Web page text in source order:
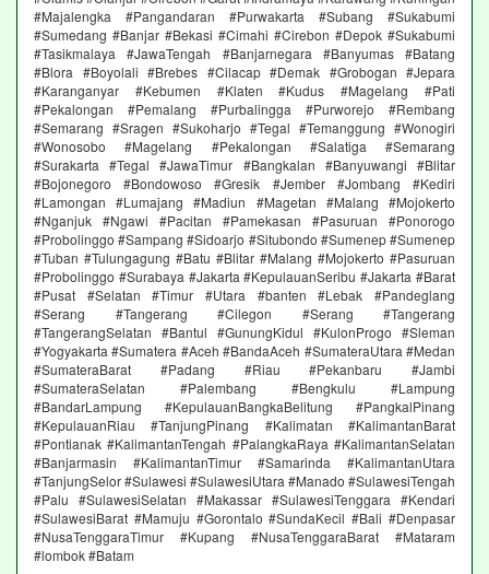
#Majalengka #Pangandaran #Purwakarta #Subang #Sukabumi
#Sumedang #Banjar #Bekasi #Cimahi #Cirebon #Depok #Sukabumi
#Tasikmalaya #JawaTengah #Banjarnegara #Banyumas #Batang
#Blora #Boyolali #Brebes #Cilacap #Demak #Grobogan #Jepara
#Karanganyar #Kebumen #Klaten #Kudus #Magelang #Pati
#Pekalongan #Pemalang #Purbalingga #Purworejo #Rembang
#Semarang #Sragen #Sukoharjo #Tegal #Temanggung #Wonogiri
#Wonosobo #Magelang #Pekalongan #Salatiga #Semarang
#Surakarta #Tegal #JawaTimur #Bangkalan #Banyuwangi #Blitar
#Bojonegoro #Bondowoso #Gresik #Jember #Jombang #Kediri
#Lamongan #Lumajang #Madiun #Magetan #Malang #Mojokerto
#Nganjuk #Ngawi #Pacitan #Pamekasan #Pasuruan #Ponorogo
#Probolinggo #Sampang #Sidoarjo #Situbondo #Sumenep #Sumenep
#Tuban #Tulungagung #Batu #Blitar #Malang #Mojokerto #Pasuruan
#Probolinggo #Surabaya #Jakarta #KepulauanSeribu #Jakarta #Barat
#Pusat #Selatan #Timur #Utara #banten #Lebak #Pandeglang
#Serang #Tangerang #Cilegon #Serang #Tangerang
#TangerangSelatan #Bantul #GunungKidul #KulonProgo #Sleman
#Yogyakarta #Sumatera #Aceh #BandaAceh #SumateraUtara #Medan
#SumateraBarat #Padang #Riau #Pekanbaru #Jambi
#SumateraSelatan #Palembang #Bengkulu #Lampung
#BandarLampung #KepulauanBangkaBelitung #PangkalPinang
#KepulauanRiau #TanjungPinang #Kalimatan #KalimantanBarat
#Pontianak #KalimantanTengah #PalangkaRaya #KalimantanSelatan
#Banjarmasin #KalimantanTimur #Samarinda #KalimantanUtara
#TanjungSelor #Sulawesi #SulawesiUtara #Manado #SulawesiTengah
#Palu #SulawesiSelatan #Makassar #SulawesiTenggara #Kendari
#SulawesiBarat #Mamuju #Gorontalo #SundaKecil #Bali #Denpasar
#NusaTenggaraTimur #Kupang #NusaTenggaraBarat #Mataram
#lombok #Batam